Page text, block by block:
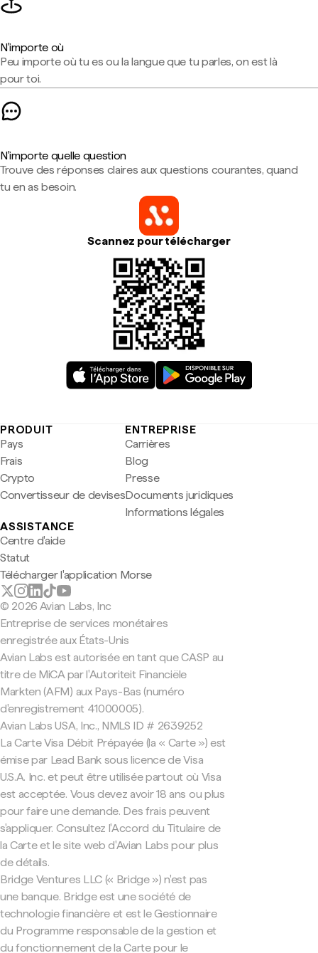
N'importe où
Peu importe où tu es ou la langue que tu parles, on est là
pour toi.
N'importe quelle question
Trouve des réponses claires aux questions courantes, quand
tu en as besoin.
Scannez pour télécharger
PRODUIT
Pays
Frais
Crypto
Convertisseur de devises
ENTREPRISE
Carrières
Blog
Presse
Documents juridiques
Informations légales
ASSISTANCE
Centre d'aide
Statut
Télécharger l'application Morse
© 2026 Avian Labs, Inc
Entreprise de services monétaires
enregistrée aux États-Unis
Avian Labs est autorisée en tant que CASP au
titre de MiCA par l'Autoriteit Financiële
Markten (AFM) aux Pays-Bas (numéro
d'enregistrement 41000005).
Avian Labs USA, Inc., NMLS ID # 2639252
La Carte Visa Débit Prépayée (la « Carte ») est
émise par Lead Bank sous licence de Visa
U.S.A. Inc. et peut être utilisée partout où Visa
est acceptée. Vous devez avoir 18 ans ou plus
pour faire une demande. Des frais peuvent
s'appliquer. Consultez l'Accord du Titulaire de
la Carte et le site web d'Avian Labs pour plus
de détails.
Bridge Ventures LLC (« Bridge ») n'est pas
une banque. Bridge est une société de
technologie financière et est le Gestionnaire
du Programme responsable de la gestion et
du fonctionnement de la Carte pour le